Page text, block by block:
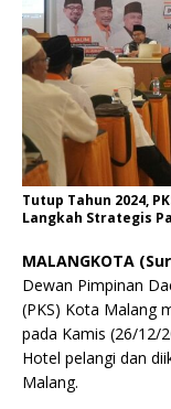
Tutup Tahun 2024,
Langkah Strategis
MALANGKOTA
Dewan Pimpinan
(PKS) Kota Malang
pada Kamis (26/12/
Hotel pelangi dan
Malang.